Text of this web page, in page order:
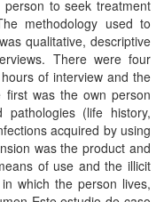
to seek treatment
methodology used to
qualitative, descriptive
There were four
of interview and the
first was the own person
pathologies (life history,
acquired by using
was the product and
of use and the illicit
which the person lives,